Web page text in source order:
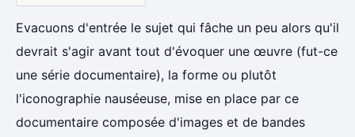
Evacuons d'entrée le sujet qui fâche un peu alors qu'il
devrait s'agir avant tout d'évoquer une œuvre (fut-ce
une série documentaire), la forme ou plutôt
l'iconographie nauséeuse, mise en place par ce
documentaire composée d'images et de bandes